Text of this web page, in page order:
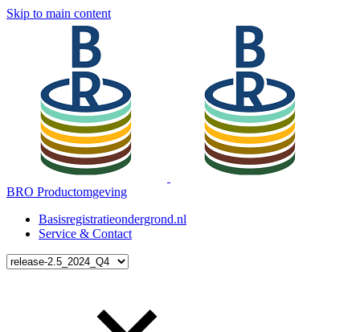
Skip to main content
BRO Productomgeving
Basisregistratieondergrond.nl
Service & Contact